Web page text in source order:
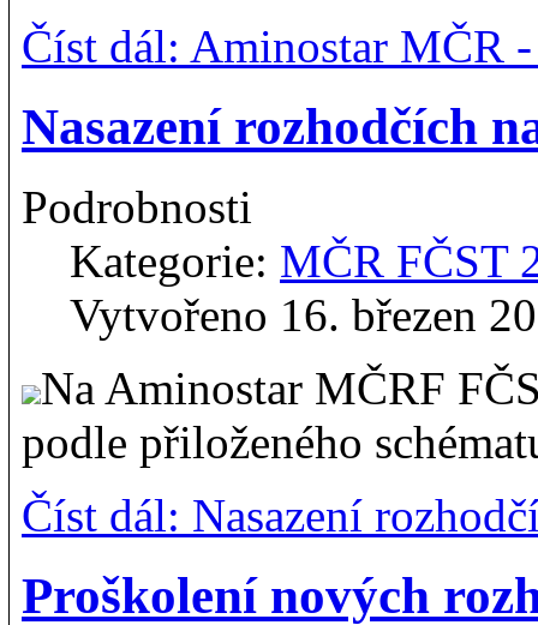
Číst dál: Aminostar MČR
Nasazení rozhodčích
Podrobnosti
Kategorie: MČR FČST
Vytvořeno 16. březen
Na Aminostar MČRF
podle přiloženého
Číst dál: Nasazení
Proškolení nových